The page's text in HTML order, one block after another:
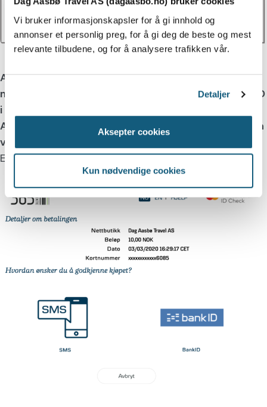
Vi bruker informasjonskapsler for å gi innhold og
annonser et personlig preg, for å gi deg de beste og mest
relevante tilbudene, og for å analysere trafikken vår.
Detaljer
Aksepter cookies
Kun nødvendige cookies
Avhengig av hvilken kortutsteder/bank man har må
man bekrefte med enten bekreftelseskode/Bank-ID
i bankportalen. Dette vinduet åpnes automatisk.
Avhengig av kortutsteder/bank vil denne prosessen
være annerledes fra bank til bank.
Eksempel fra Danske Bank nedenfor: